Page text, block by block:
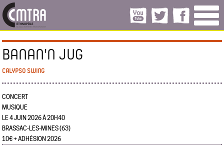
BANAN'N JUG
CALYPSO SWING
CONCERT
MUSIQUE
LE 4 JUIN 2026 À 20H40
BRASSAC-LES-MINES (63)
10€ + ADHÉSION 2026